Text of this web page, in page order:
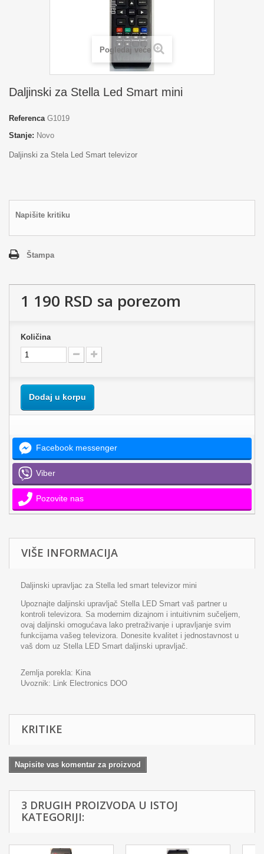
Pogledaj veće
Daljinski za Stella Led Smart mini
Referenca G1019
Stanje: Novo
Daljinski za Stela Led Smart televizor
Napišite kritiku
Štampa
1 190 RSD sa porezom
Količina
Dodaj u korpu
Facebook messenger
Viber
Pozovite nas
VIŠE INFORMACIJA
Daljinski upravljac za Stella led smart televizor mini
Upoznajte daljinski upravljač Stella LED Smart vaš partner u
kontroli televizora. Sa modernim dizajnom i intuitivnim sučeljem,
ovaj daljinski omogućava lako pretraživanje i upravljanje svim
funkcijama vašeg televizora. Donesite kvalitet i jednostavnost u
vaš dom uz Stella LED Smart daljinski upravljač.
Zemlja porekla: Kina
Uvoznik: Link Electronics DOO
KRITIKE
Napisite vas komentar za proizvod
3 DRUGIH PROIZVODA U ISTOJ
KATEGORIJI: